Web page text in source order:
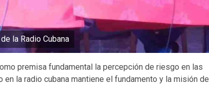
la Radio Cubana
premisa fundamental la percepción de riesgo en las
la radio cubana mantiene el fundamento y la misión de